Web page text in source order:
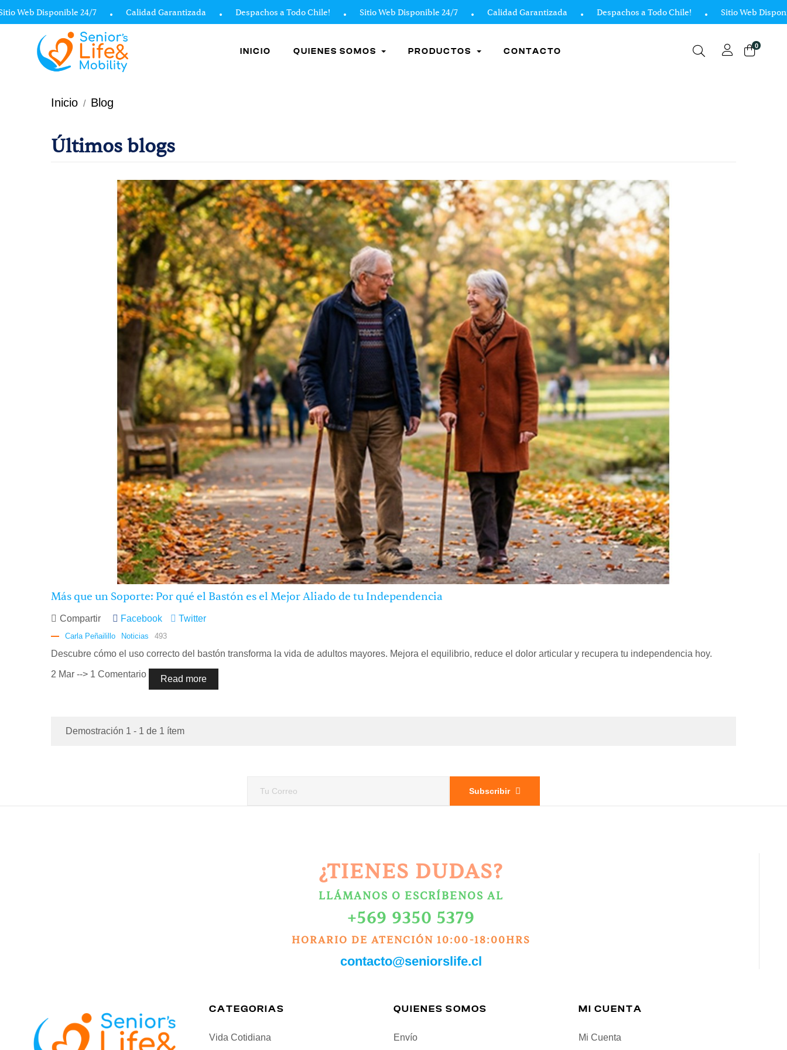
Disponible 24/7 Calidad Garantizada Despachos a Todo Chile! Sitio Web Disponible 24/7 Calidad Garantizada Despachos a Todo Chile! Sitio Web Disponible
INICIO QUIENES SOMOS PRODUCTOS CONTACTO
0
Inicio Blog
Últimos blogs
Más que un Soporte: Por qué el Bastón es el Mejor Aliado de tu Independencia
Compartir Facebook Twitter
Carla Peñailillo Noticias 493
Descubre cómo el uso correcto del bastón transforma la vida de adultos mayores. Mejora el equilibrio, reduce el dolor articular y recupera tu independencia hoy.
2 Mar --> 1 Comentario Read more
Demostración 1 - 1 de 1 ítem
Subscribir
¿TIENES DUDAS?
LLÁMANOS O ESCRÍBENOS AL
+569 9350 5379
HORARIO DE ATENCIÓN 10:00-18:00HRS
contacto@seniorslife.cl
CATEGORIAS
Vida Cotidiana
QUIENES SOMOS
Envío
MI CUENTA
Mi Cuenta